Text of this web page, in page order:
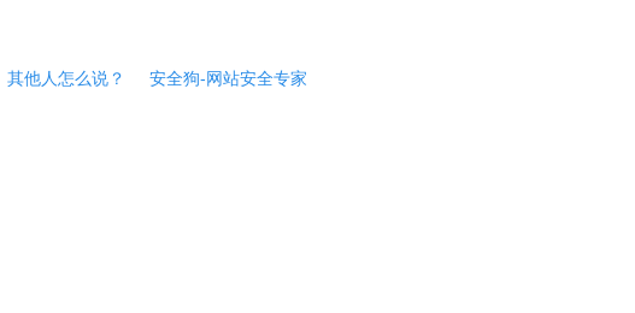
其他人怎么说？ 安全狗-网站安全专家